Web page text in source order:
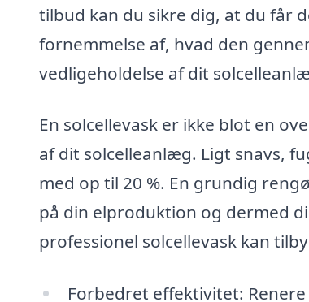
tilbud kan du sikre dig, at du får
fornemmelse af, hvad den
vedligeholdelse af dit
En solcellevask er ikke blot en
af dit solcelleanlæg. Ligt snavs,
med op til 20 %. En grundig
på din elproduktion og dermed
professionel solcellevask kan
Forbedret effektivitet: